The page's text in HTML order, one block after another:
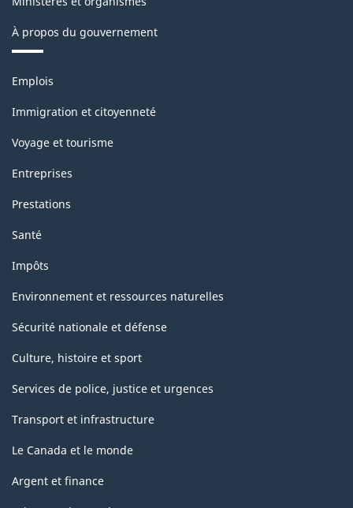
À propos du gouvernement
Thèmes
sujets
Emplois
Immigration et citoyenneté
Voyage et tourisme
Entreprises
Prestations
Santé
Impôts
Environnement et ressources naturelles
Sécurité nationale et défense
Culture, histoire et sport
Services de police, justice et urgences
Transport et infrastructure
Le Canada et le monde
Argent et finance